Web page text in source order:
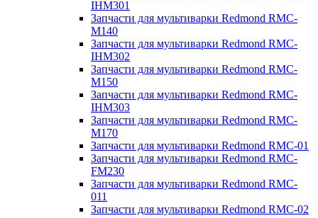
IHM301
Запчасти для мультиварки Redmond RMC-
M140
Запчасти для мультиварки Redmond RMC-
IHM302
Запчасти для мультиварки Redmond RMC-
M150
Запчасти для мультиварки Redmond RMC-
IHM303
Запчасти для мультиварки Redmond RMC-
M170
Запчасти для мультиварки Redmond RMC-01
Запчасти для мультиварки Redmond RMC-
FM230
Запчасти для мультиварки Redmond RMC-
011
Запчасти для мультиварки Redmond RMC-02